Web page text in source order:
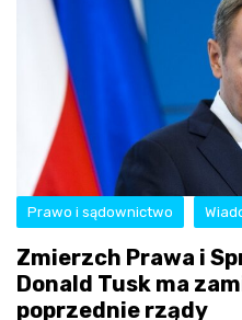
Prawo i sądownictwo
Zmierzch Prawa i
Donald Tusk ma
poprzednie rządy